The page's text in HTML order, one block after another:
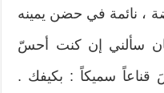
، نائمة في حضن يمينه
سألني إن كنت أحسّ
سميكاً : بكيفك .